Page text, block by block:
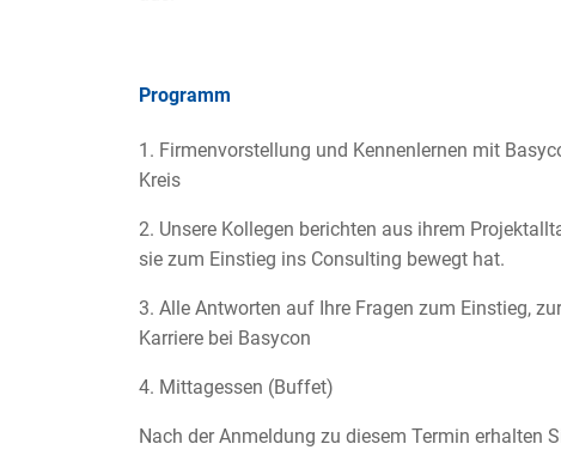
Programm
1. Firmenvorstellung und Kennenlernen mit
Kreis
2. Unsere Kollegen berichten aus ihrem
sie zum Einstieg ins Consulting bewegt hat.
3. Alle Antworten auf Ihre Fragen zum Einstieg,
Karriere bei Basycon
4. Mittagessen (Buffet)
Nach der Anmeldung zu diesem Termin erhalten